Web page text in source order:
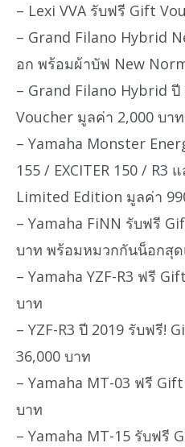
– Lexi VVA รับฟรี Gift
– Grand Filano Hybrid
อก พร้อมผ้าบัฟ New
– Grand Filano Hybrid
Voucher มูลค่า 2,000 บาท
– Yamaha Monster
155 / EXCITER 150 / R3
Limited Edition มูลค่า
– Yamaha FiNN รับฟรี
บาท พร้อมหมวกกันน็อกสุด
– Yamaha YZF-R3 ฟรี
บาท
– YZF-R3 ปี 2019 รับฟรี!
36,000 บาท
– Yamaha MT-03 ฟรี
บาท
– Yamaha MT-15 รับฟรี